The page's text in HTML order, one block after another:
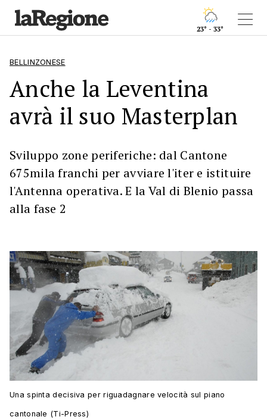
23° - 33°
BELLINZONESE
Anche la Leventina
avrà il suo Masterplan
Sviluppo zone periferiche: dal Cantone
675mila franchi per avviare l'iter e istituire
l'Antenna operativa. E la Val di Blenio passa
alla fase 2
Una spinta decisiva per riguadagnare velocità sul piano
cantonale (Ti-Press)